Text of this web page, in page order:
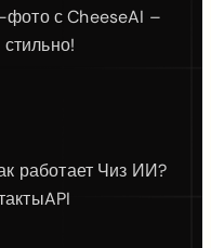
фото с CheeseAI –
работает Чиз ИИ?
API